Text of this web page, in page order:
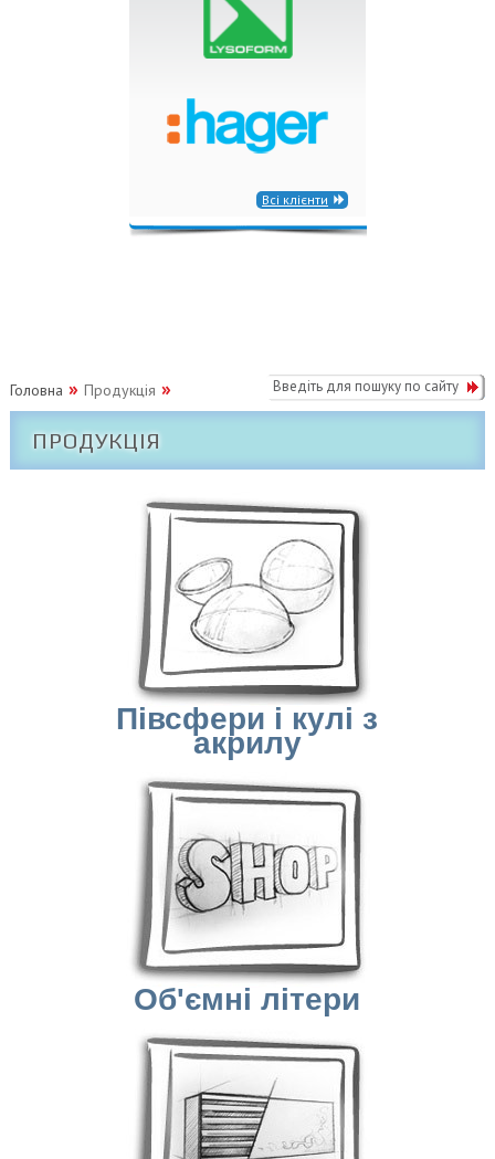
Всі клієнти
Головна Продукція
ПРОДУКЦІЯ
Півсфери і кулі з
акрилу
Об'ємні літери